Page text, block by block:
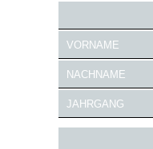
VORNAME
NACHNAME
JAHRGANG